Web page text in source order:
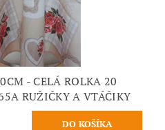
- CELÁ ROLKA 20
RUŽIČKY A VTÁČIKY